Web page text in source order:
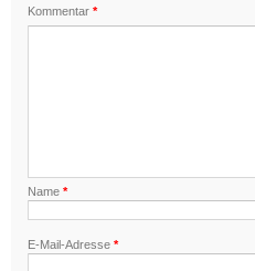
Kommentar *
Name *
E-Mail-Adresse *